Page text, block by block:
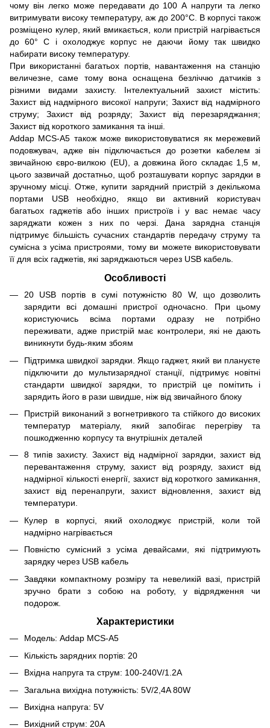
чому він легко може передавати до 100 А напруги та легко
витримувати високу температуру, аж до 200°С. В корпусі також
розміщено кулер, який вмикається, коли пристрій нагрівається
до 60° С і охолоджує корпус не даючи йому так швидко
набирати високу температуру.
При використанні багатьох портів, навантаження на станцію
величезне, саме тому вона оснащена безліччю датчиків з
різними видами захисту. Інтелектуальний захист містить:
Захист від надмірного високої напруги; Захист від надмірного
струму; Захист від розряду; Захист від перезаряджання;
Захист від короткого замикання та інші.
Addap MCS-A5 також може використовуватися як мережевий
подовжувач, адже він підключається до розетки кабелем зі
звичайною євро-вилкою (EU), а довжина його складає 1,5 м,
цього зазвичай достатньо, щоб розташувати корпус зарядки в
зручному місці. Отже, купити зарядний пристрій з декількома
портами USB необхідно, якщо ви активний користувач
багатьох гаджетів або інших пристроїв і у вас немає часу
заряджати кожен з них по черзі. Дана зарядна станція
підтримує більшість сучасних стандартів передачу струму та
сумісна з усіма пристроями, тому ви можете використовувати
її для всіх гаджетів, які заряджаються через USB кабель.
Особливості
20 USB портів в сумі потужністю 80 W, що дозволить
зарядити всі домашні пристрої одночасно. При цьому
користуючись всіма портами одразу не потрібно
переживати, адже пристрій має контролери, які не дають
виникнути будь-яким збоям
Підтримка швидкої зарядки. Якщо гаджет, який ви плануєте
підключити до мультизарядної станції, підтримує новітні
стандарти швидкої зарядки, то пристрій це помітить і
зарядить його в рази швидше, ніж від звичайного блоку
Пристрій виконаний з вогнетривкого та стійкого до високих
температур матеріалу, який запобігає перегріву та
пошкодженню корпусу та внутрішніх деталей
8 типів захисту. Захист від надмірної зарядки, захист від
перевантаження струму, захист від розряду, захист від
надмірної кількості енергії, захист від короткого замикання,
захист від перенапруги, захист відновлення, захист від
температури.
Кулер в корпусі, який охолоджує пристрій, коли той
надмірно нагрівається
Повністю сумісний з усіма девайсами, які підтримують
зарядку через USB кабель
Завдяки компактному розміру та невеликій вазі, пристрій
зручно брати з собою на роботу, у відрядження чи
подорож.
Характеристики
Модель: Addap MCS-A5
Кількість зарядних портів: 20
Вхідна напруга та струм: 100-240V/1.2A
Загальна вихідна потужність: 5V/2,4A 80W
Вихідна напруга: 5V
Вихідний струм: 20А